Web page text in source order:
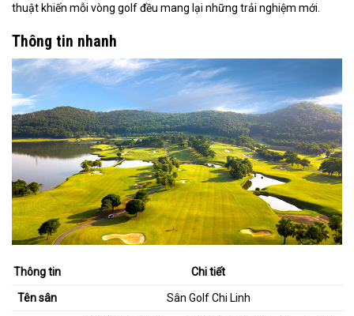
thuật khiến mỗi vòng golf đều mang lại những trải nghiệm mới.
Thông tin nhanh
Thông tin Chi tiết
Tên sân Sân Golf Chi Linh